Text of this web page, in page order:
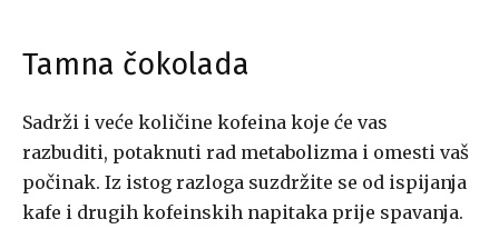
Tamna čokolada
Sadrži i veće količine kofeina koje će vas
razbuditi, potaknuti rad metabolizma i omesti vaš
počinak. Iz istog razloga suzdržite se od ispijanja
kafe i drugih kofeinskih napitaka prije spavanja.